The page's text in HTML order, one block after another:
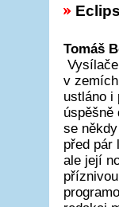
Tomáš
v
ustláno i
úspěšně
se
před pár
ale její